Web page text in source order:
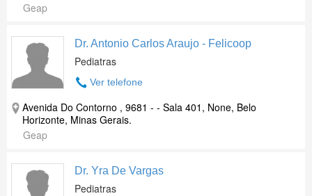
Geap
Dr. Antonio Carlos Araujo - Felicoop
Pediatras
Ver telefone
Avenida Do Contorno , 9681 - - Sala 401, None, Belo
Horizonte, Minas Gerais.
Geap
Dr. Yra De Vargas
Pediatras